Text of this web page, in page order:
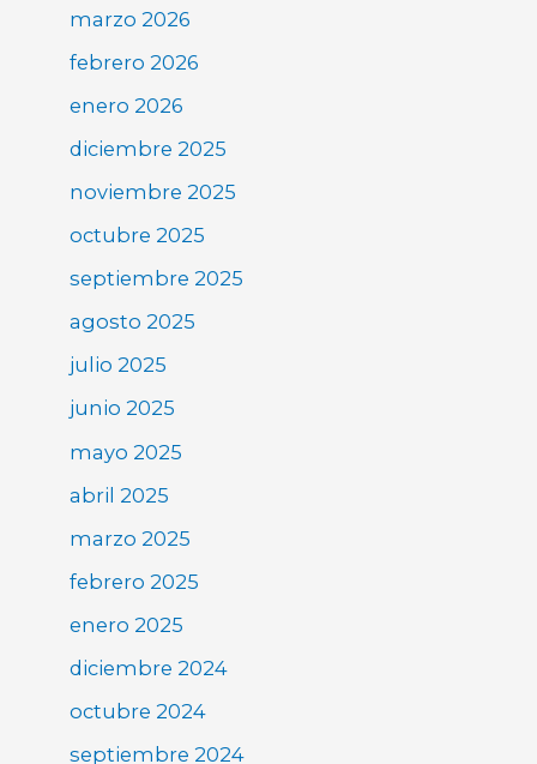
marzo 2026
febrero 2026
enero 2026
diciembre 2025
noviembre 2025
octubre 2025
septiembre 2025
agosto 2025
julio 2025
junio 2025
mayo 2025
abril 2025
marzo 2025
febrero 2025
enero 2025
diciembre 2024
octubre 2024
septiembre 2024